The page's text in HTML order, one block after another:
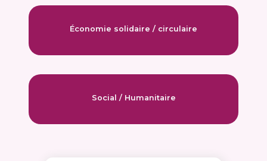
Économie solidaire / circulaire
Social / Humanitaire